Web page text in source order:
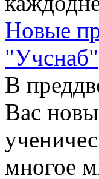
Новые
"Учснаб"
В
Вас
многое